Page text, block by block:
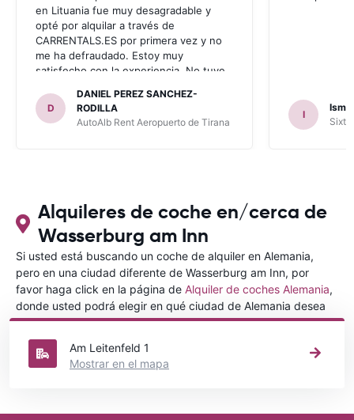
en Lituania fue muy desagradable y
opté por alquilar a través de
CARRENTALS.ES por primera vez y no
me ha defraudado. Estoy muy
satisfecho con la experiencia. No tuve
invitaron a adquirir un seguro (como
había leído en varios blog). En mis
anteriores viajes nunca había alquilado
para ALBANIA
D
DANIEL PEREZ SANCHEZ-
RODILLA
AutoAlb Rent Aeropuerto de Tirana
I
Sixt
Alquileres de coche en/cerca de
Wasserburg am Inn
Si usted está buscando un coche de alquiler en Alemania,
pero en una ciudad diferente de Wasserburg am Inn, por
favor haga click en la página de Alquiler de coches Alemania,
donde usted podrá elegir en qué ciudad de Alemania desea
alquilar un coche.
Am Leitenfeld 1
Mostrar en el mapa